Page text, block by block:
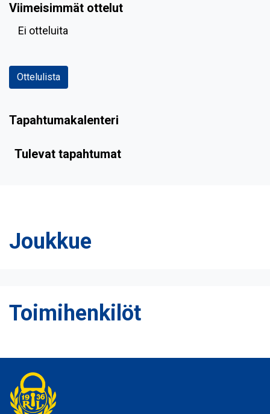
Viimeisimmät ottelut
Ei otteluita
Ottelulista
Tapahtumakalenteri
Tulevat tapahtumat
Joukkue
Toimihenkilöt